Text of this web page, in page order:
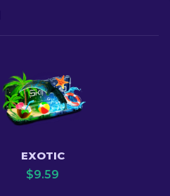
EXOTIC
$9.59